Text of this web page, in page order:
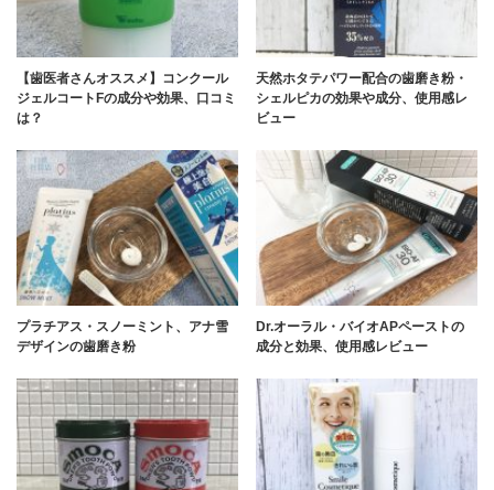
【歯医者さんオススメ】コンクール
ジェルコートFの成分や効果、口コミ
は？
天然ホタテパワー配合の歯磨き粉・
シェルピカの効果や成分、使用感レ
ビュー
プラチアス・スノーミント、アナ雪
デザインの歯磨き粉
Dr.オーラル・バイオAPペーストの
成分と効果、使用感レビュー